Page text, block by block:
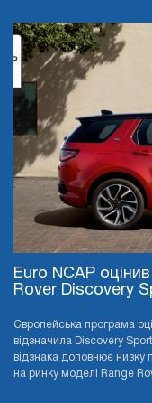
Euro NCAP
Rover Discovery
Європейська програма
відзначила Discovery
відзнака доповнює низку
на ринку моделі Range